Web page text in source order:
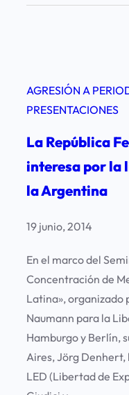
AGRESIÓN A
PRESENTACIONES
La República
interesa por la
la Argentina
19 junio, 2014
En el marco del
Concentración de
Latina», organizado
Naumann para la
Hamburgo y Berlín,
Aires, Jörg Denhert,
LED (Libertad de